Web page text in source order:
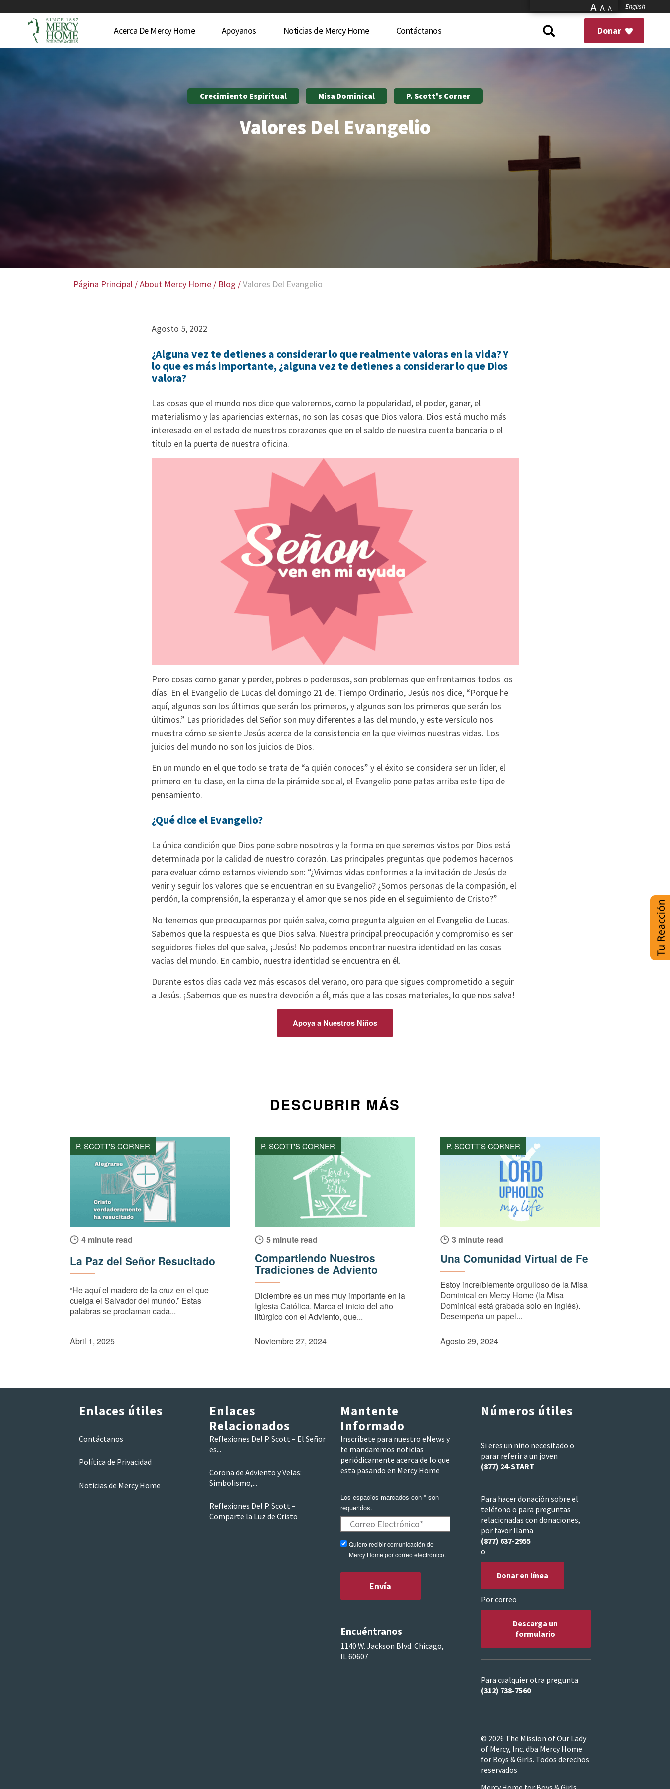
A A A English
Donar
Acerca De Mercy Home Apoyanos Noticias de Mercy Home Contáctanos
Crecimiento Espiritual Misa Dominical P. Scott's Corner
Valores Del Evangelio
Página Principal /About Mercy Home / Blog /Valores Del Evangelio
Agosto 5, 2022
¿Alguna vez te detienes a considerar lo que realmente valoras en la vida? Y
lo que es más importante, ¿alguna vez te detienes a considerar lo que Dios
valora?
Las cosas que el mundo nos dice que valoremos, como la popularidad, el poder, ganar, el
materialismo y las apariencias externas, no son las cosas que Dios valora. Dios está mucho más
interesado en el estado de nuestros corazones que en el saldo de nuestra cuenta bancaria o el
título en la puerta de nuestra oficina.
Pero cosas como ganar y perder, pobres o poderosos, son problemas que enfrentamos todos los
días. En el Evangelio de Lucas del domingo 21 del Tiempo Ordinario, Jesús nos dice, “Porque he
aquí, algunos son los últimos que serán los primeros, y algunos son los primeros que serán los
últimos.” Las prioridades del Señor son muy diferentes a las del mundo, y este versículo nos
muestra cómo se siente Jesús acerca de la consistencia en la que vivimos nuestras vidas. Los
juicios del mundo no son los juicios de Dios.
En un mundo en el que todo se trata de “a quién conoces” y el éxito se considera ser un líder, el
primero en tu clase, en la cima de la pirámide social, el Evangelio pone patas arriba este tipo de
pensamiento.
¿Qué dice el Evangelio?
La única condición que Dios pone sobre nosotros y la forma en que seremos vistos por Dios está
determinada por la calidad de nuestro corazón. Las principales preguntas que podemos hacernos
para evaluar cómo estamos viviendo son: “¿Vivimos vidas conformes a la invitación de Jesús de
venir y seguir los valores que se encuentran en su Evangelio? ¿Somos personas de la compasión, el
perdón, la comprensión, la esperanza y el amor que se nos pide en el seguimiento de Cristo?”
No tenemos que preocuparnos por quién salva, como pregunta alguien en el Evangelio de Lucas.
Sabemos que la respuesta es que Dios salva. Nuestra principal preocupación y compromiso es ser
seguidores fieles del que salva, ¡Jesús! No podemos encontrar nuestra identidad en las cosas
vacías del mundo. En cambio, nuestra identidad se encuentra en él.
Durante estos días cada vez más escasos del verano, oro para que sigues comprometido a seguir
a Jesús. ¡Sabemos que es nuestra devoción a él, más que a las cosas materiales, lo que nos salva!
Apoya a Nuestros Niños
DESCUBRIR MÁS
P. SCOTT'S CORNER
4 minute read
La Paz del Señor Resucitado
“He aquí el madero de la cruz en el que
cuelga el Salvador del mundo.” Estas
palabras se proclaman cada...
Abril 1, 2025
P. SCOTT'S CORNER
5 minute read
Compartiendo Nuestros
Tradiciones de Adviento
Diciembre es un mes muy importante en la
Iglesia Católica. Marca el inicio del año
litúrgico con el Adviento, que...
Noviembre 27, 2024
P. SCOTT'S CORNER
3 minute read
Una Comunidad Virtual de Fe
Estoy increíblemente orgulloso de la Misa
Dominical en Mercy Home (la Misa
Dominical está grabada solo en Inglés).
Desempeña un papel...
Agosto 29, 2024
Enlaces útiles
Contáctanos
Política de Privacidad
Noticias de Mercy Home
Enlaces
Relacionados
Reflexiones Del P. Scott – El Señor
es...
Corona de Adviento y Velas:
Simbolismo,...
Reflexiones Del P. Scott –
Comparte la Luz de Cristo
Mantente
Informado
Inscríbete para nuestro eNews y
te mandaremos noticias
periódicamente acerca de lo que
esta pasando en Mercy Home
Los espacios marcados con * son
requeridos.
Quiero recibir comunicación de
Mercy Home por correo electrónico.
Encuéntranos
1140 W. Jackson Blvd. Chicago,
IL 60607
Números útiles
Si eres un niño necesitado o
parar referir a un joven
(877) 24-START
Para hacer donación sobre el
teléfono o para preguntas
relacionadas con donaciones,
por favor llama
(877) 637-2955
o
Donar en línea
Por correo
Descarga un
formulario
Para cualquier otra pregunta
(312) 738-7560
© 2026 The Mission of Our Lady
of Mercy, Inc. dba Mercy Home
for Boys & Girls. Todos derechos
reservados
Mercy Home for Boys & Girls,